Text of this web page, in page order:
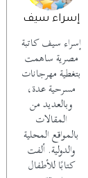
إسراء سيف
إسراء سيف كاتبة
مصرية ساهمت
بتغطية مهرجانات
مسرحية عدة،
وبالعديد من
المقالات
بالمواقع المحلية
والدولية. ألفت
كتابًا للأطفال